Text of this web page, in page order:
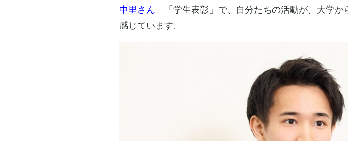
中里さん 「学生表彰」で、自分たちの活動が、大学か
感じています。